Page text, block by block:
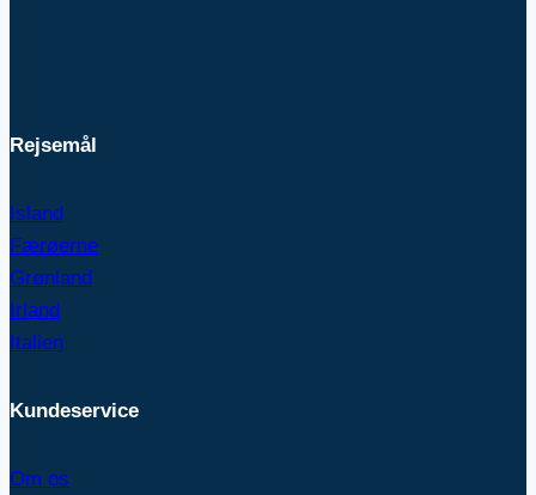
Rejsemål
Island
Færøerne
Grønland
Irland
Italien
Kundeservice
Om os